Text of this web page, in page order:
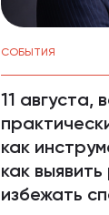
СОБЫТИЯ
11 августа,
как
как
избежать